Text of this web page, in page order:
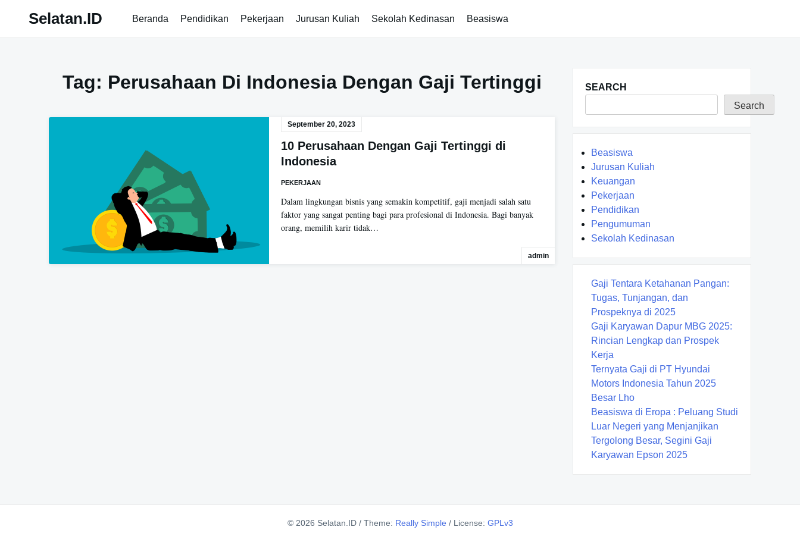
Selatan.ID Beranda Pendidikan Pekerjaan Jurusan Kuliah Sekolah Kedinasan Beasiswa
Tag: Perusahaan Di Indonesia Dengan Gaji Tertinggi
September 20, 2023
10 Perusahaan Dengan Gaji Tertinggi di
Indonesia
PEKERJAAN
Dalam lingkungan bisnis yang semakin kompetitif, gaji menjadi salah satu
faktor yang sangat penting bagi para profesional di Indonesia. Bagi banyak
orang, memilih karir tidak…
admin
SEARCH
Search
Beasiswa
Jurusan Kuliah
Keuangan
Pekerjaan
Pendidikan
Pengumuman
Sekolah Kedinasan
Gaji Tentara Ketahanan Pangan:
Tugas, Tunjangan, dan
Prospeknya di 2025
Gaji Karyawan Dapur MBG 2025:
Rincian Lengkap dan Prospek
Kerja
Ternyata Gaji di PT Hyundai
Motors Indonesia Tahun 2025
Besar Lho
Beasiswa di Eropa : Peluang Studi
Luar Negeri yang Menjanjikan
Tergolong Besar, Segini Gaji
Karyawan Epson 2025
© 2026 Selatan.ID / Theme: Really Simple / License: GPLv3